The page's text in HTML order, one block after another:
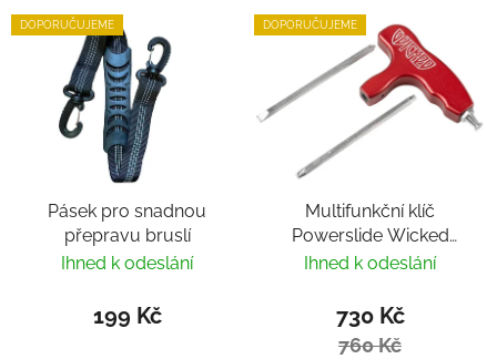
DOPORUČUJEME
Pásek pro snadnou
přepravu bruslí
Ihned k odeslání
199 Kč
DOPORUČUJEME
Multifunkční klíč
Powerslide Wicked
Hardcore Tool
Ihned k odeslání
730 Kč
760 Kč